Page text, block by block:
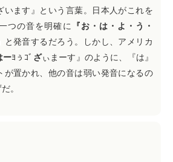
います』という言葉。日本人がこれを
つの音を明確に
『お・は・よ・う・
と発音するだろう。しかし、アメリカ
ーﾖぅｺﾞ ざぃまーす』のように、『は』
が置かれ、他の音は弱い発音になるの
。